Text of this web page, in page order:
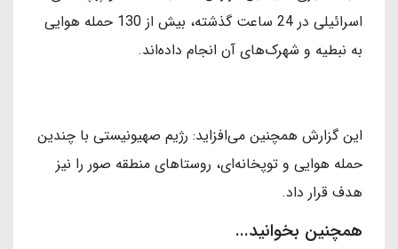
اسرائیلی در 24 ساعت گذشته، بیش از 130 حمله هوایی
به نبطیه و شهرک‌های آن انجام داده‌اند.
این گزارش همچنین می‌افزاید: رژیم صهیونیستی با چندین
حمله هوایی و توپخانه‌ای، روستاهای منطقه صور را نیز
هدف قرار داد.
همچنین بخوانید...